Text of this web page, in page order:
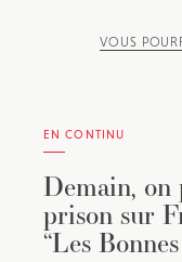
VOUS
EN CONTINU
Demain, on
prison sur
“Les